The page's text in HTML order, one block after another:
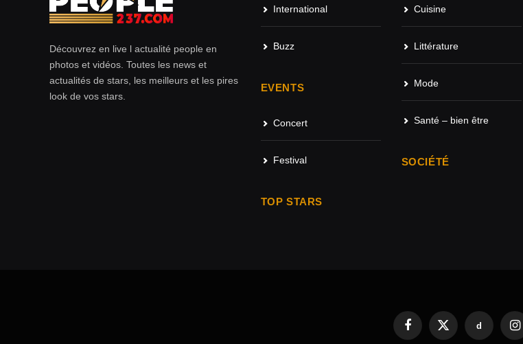
Découvrez en live l actualité people en
photos et vidéos. Toutes les news et
actualités de stars, les meilleurs et les pires
look de vos stars.
International
Buzz
EVENTS
Concert
Festival
TOP STARS
Cuisine
Littérature
Mode
Santé – bien être
SOCIÉTÉ
FacebookX
d